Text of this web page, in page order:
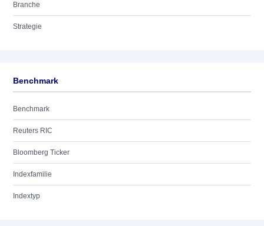
Branche
Strategie
Benchmark
Benchmark
Reuters RIC
Bloomberg Ticker
Indexfamilie
Indextyp